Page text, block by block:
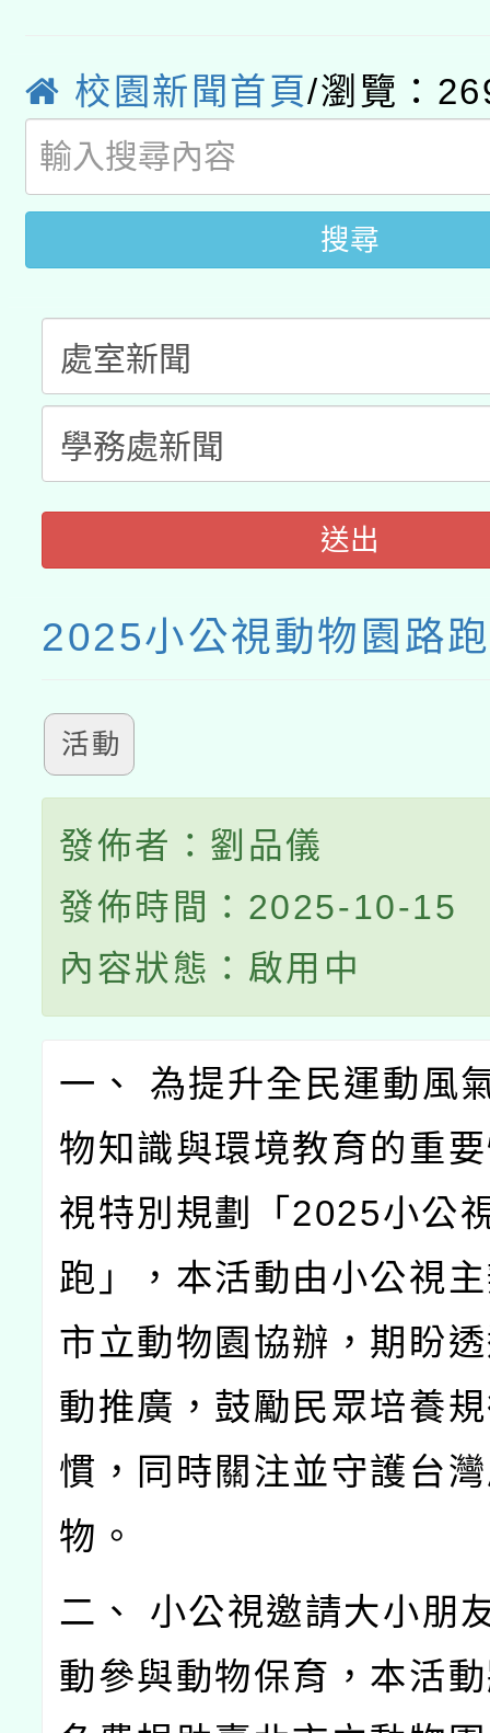
用水績優單位及節水達
動」
桃園市孔廟祈福系列
開 智慧啟航」
2026年桃園地景藝術
校園新聞首頁/瀏覽：
搜尋
送出
2025小公視動物園路跑
活動
發佈者：劉品儀
發佈時間：2025-10-15
內容狀態：啟用中
一、 為提升全民運動風
物知識與環境教育的重
視特別規劃「2025小公
跑」，本活動由小公視
市立動物園協辦，期盼
動推廣，鼓勵民眾培養
慣，同時關注並守護台
物。
二、 小公視邀請大小朋
動參與動物保育，本活